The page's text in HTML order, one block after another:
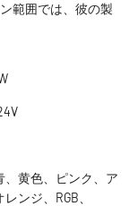
範囲では、彼の製
、黄色、ピンク、ア
ンジ、RGB、